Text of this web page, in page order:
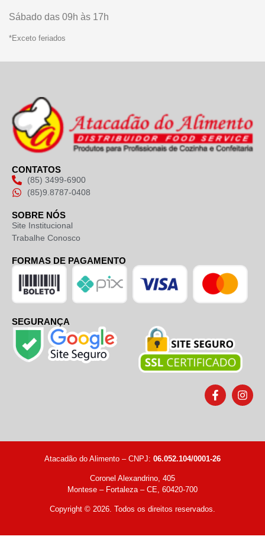
Sábado das 09h às 17h
*Exceto feriados
(85) 3499-6900
(85)9.8787-0408
CONTATOS
SOBRE NÓS
Site Institucional
Trabalhe Conosco
FORMAS DE PAGAMENTO
SEGURANÇA
Atacadão do Alimento – CNPJ: 06.052.104/0001-26
Coronel Alexandrino, 405
Montese – Fortaleza – CE, 60420-700
Copyright © 2026. Todos os direitos reservados.